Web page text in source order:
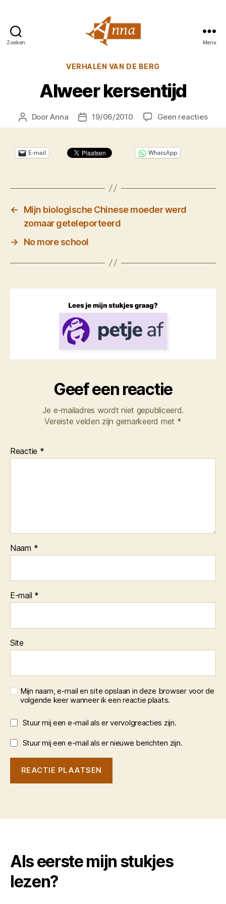
Zoeken
van
Menu
Categorieën
VERHALEN VAN DE BERG
Alweer kersentijd
Berichtauteur
DoorAnna Berichtdatum
19/06/2010 Geen reactiesop
E-mail WhatsApp
←
Mijn biologische Chinese moeder werd
zomaar geteleporteerd
→
No more school
Geef een reactie
Je e-mailadres wordt niet gepubliceerd.
Vereiste velden zijn gemarkeerd met *
Reactie *
Naam *
E-mail *
Site
Mijn naam, e-mail en site opslaan in deze browser voor de
volgende keer wanneer ik een reactie plaats.
Stuur mij een e-mail als er vervolgreacties zijn.
Stuur mij een e-mail als er nieuwe berichten zijn.
Als eerste mijn stukjes
lezen?